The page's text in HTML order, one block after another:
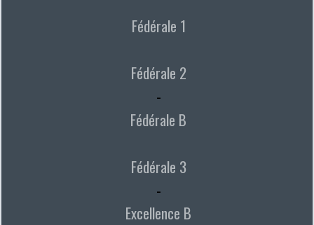
Fédérale 1
Fédérale 2
-
Fédérale B
Fédérale 3
-
Excellence B